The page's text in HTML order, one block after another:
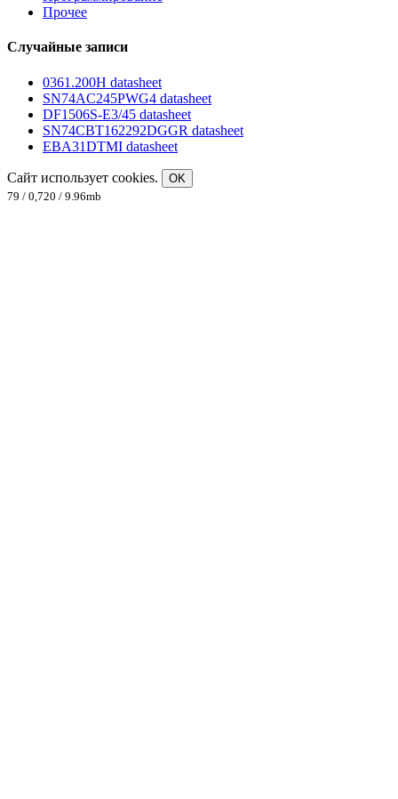
Прочее
Случайные записи
0361.200H datasheet
SN74AC245PWG4 datasheet
DF1506S-E3/45 datasheet
SN74CBT162292DGGR datasheet
EBA31DTMI datasheet
Сайт использует cookies.
OK
79 / 0,720 / 9.96mb